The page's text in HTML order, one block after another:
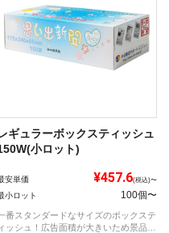
ギュラーボックスティッシュ
小ロット)
安単価 ¥457.6(税込)〜
小ロット 100個〜
番スタンダードなサイズのボックステ
ッシュ！広告面積が大きいため景品や